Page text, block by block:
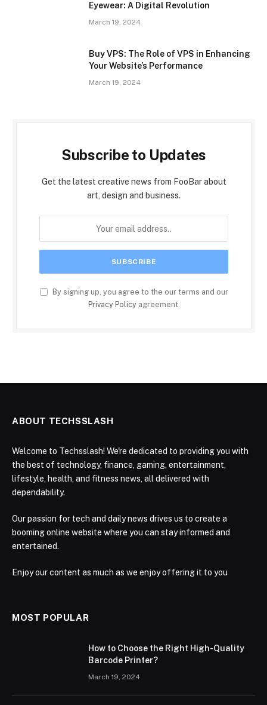
Eyewear: A Digital Revolution
March 19, 2024
Buy VPS: The Role of VPS in Enhancing
Your Website’s Performance
March 19, 2024
Subscribe to Updates
Get the latest creative news from FooBar about
art, design and business.
By signing up, you agree to the our terms and our
Privacy Policyagreement.
ABOUT TECHSSLASH
Welcome to Techsslash! We're dedicated to providing you with
the best of technology, finance, gaming, entertainment,
lifestyle, health, and fitness news, all delivered with
dependability.
Our passion for tech and daily news drives us to create a
booming online website where you can stay informed and
entertained.
Enjoy our content as much as we enjoy offering it to you
MOST POPULAR
How to Choose the Right High-Quality
Barcode Printer?
March 19, 2024